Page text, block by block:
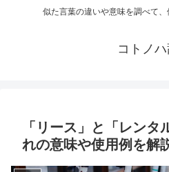
似た言葉の違いや意味を調べて、
コトノ
「リース」と「レンタ
れの意味や使用例を解